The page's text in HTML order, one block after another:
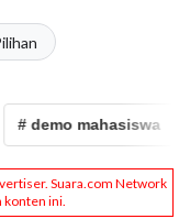
# demo mahasiswa